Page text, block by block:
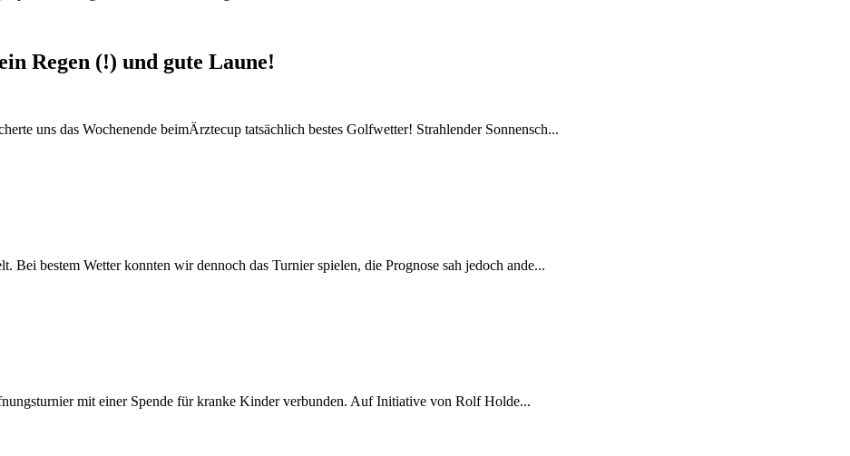
Regen (!) und gute Laune!
uns das Wochenende beimÄrztecup tatsächlich bestes Golfwetter! Strahlender Sonnensch...
Bei bestem Wetter konnten wir dennoch das Turnier spielen, die Prognose sah jedoch ande...
mit einer Spende für kranke Kinder verbunden. Auf Initiative von Rolf Holde...